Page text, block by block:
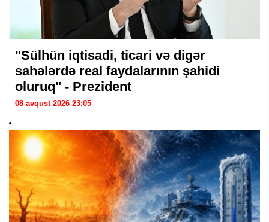
"Sülhün iqtisadi, ticari və digər
sahələrdə real faydalarının şahidi
oluruq" - Prezident
08 avqust 2026 23:05